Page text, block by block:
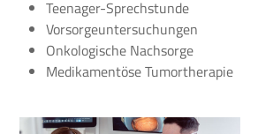
Teenager-Sprechstunde
Vorsorgeuntersuchungen
Onkologische Nachsorge
Medikamentöse Tumortherapie